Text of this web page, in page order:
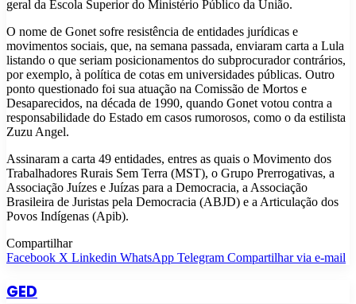
geral da Escola Superior do Ministério Público da União.
O nome de Gonet sofre resistência de entidades jurídicas e
movimentos sociais, que, na semana passada, enviaram carta a Lula
listando o que seriam posicionamentos do subprocurador contrários,
por exemplo, à política de cotas em universidades públicas. Outro
ponto questionado foi sua atuação na Comissão de Mortos e
Desaparecidos, na década de 1990, quando Gonet votou contra a
responsabilidade do Estado em casos rumorosos, como o da estilista
Zuzu Angel.
Assinaram a carta 49 entidades, entres as quais o Movimento dos
Trabalhadores Rurais Sem Terra (MST), o Grupo Prerrogativas, a
Associação Juízes e Juízas para a Democracia, a Associação
Brasileira de Juristas pela Democracia (ABJD) e a Articulação dos
Povos Indígenas (Apib).
Compartilhar
Facebook X Linkedin WhatsApp Telegram Compartilhar via e-mail
GED